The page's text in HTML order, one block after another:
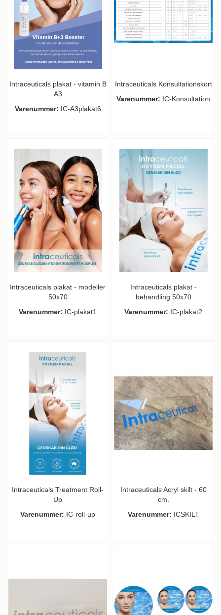
Intraceuticals plakat - vitamin B
A3
Varenummer: IC-A3plakat6
Intraceuticals Konsultationskort
Varenummer: IC-Konsultation
Intraceuticals plakat - modeller
50x70
Varenummer: IC-plakat1
Intraceuticals plakat -
behandling 50x70
Varenummer: IC-plakat2
Intraceuticals Treatment Roll-
Up
Varenummer: IC-roll-up
Intraceuticals Acryl skilt - 60
cm.
Varenummer: ICSKILT